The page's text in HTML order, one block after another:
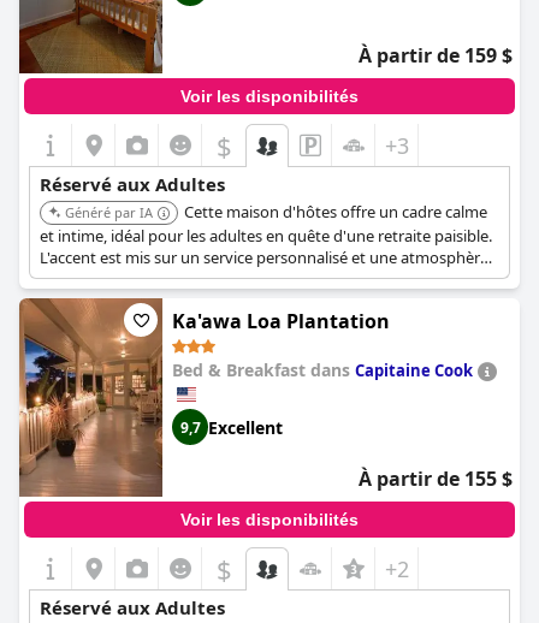
À partir de 159 $
Voir les disponibilités
$ +3
Réservé aux Adultes
Généré par IA
Cette maison d'hôtes offre un cadre calme
et intime, idéal pour les adultes en quête d'une retraite paisible.
L'accent est mis sur un service personnalisé et une atmosphère
relaxante.
Ka'awa Loa Plantation
Bed & Breakfast dans Capitaine Cook
9,7 Excellent
À partir de 155 $
Voir les disponibilités
$ +2
Réservé aux Adultes